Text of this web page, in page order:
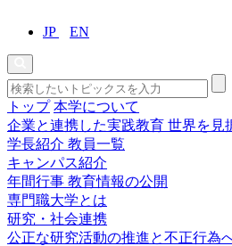
JP EN
トップ 本学について
企業と連携した実践教育 世界を見
学長紹介 教員一覧
キャンパス紹介
年間行事 教育情報の公開
専門職大学とは
研究・社会連携
公正な研究活動の推進と不正行為